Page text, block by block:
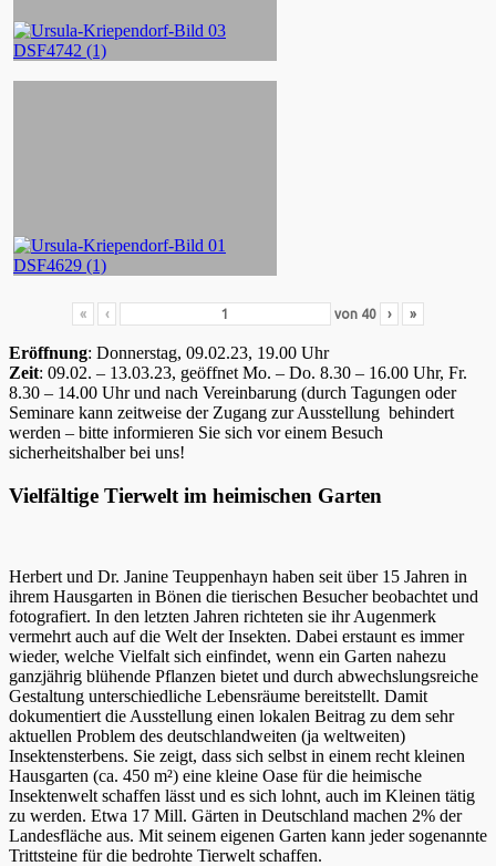
« ‹ von 40 › »
Eröffnung: Donnerstag, 09.02.23, 19.00 Uhr
Zeit: 09.02. – 13.03.23, geöffnet Mo. – Do. 8.30 – 16.00 Uhr, Fr.
8.30 – 14.00 Uhr und nach Vereinbarung (durch Tagungen oder
Seminare kann zeitweise der Zugang zur Ausstellung behindert
werden – bitte informieren Sie sich vor einem Besuch
sicherheitshalber bei uns!
Vielfältige Tierwelt im heimischen Garten
Herbert und Dr. Janine Teuppenhayn haben seit über 15 Jahren in
ihrem Hausgarten in Bönen die tierischen Besucher beobachtet und
fotografiert. In den letzten Jahren richteten sie ihr Augenmerk
vermehrt auch auf die Welt der Insekten. Dabei erstaunt es immer
wieder, welche Vielfalt sich einfindet, wenn ein Garten nahezu
ganzjährig blühende Pflanzen bietet und durch abwechslungsreiche
Gestaltung unterschiedliche Lebensräume bereitstellt. Damit
dokumentiert die Ausstellung einen lokalen Beitrag zu dem sehr
aktuellen Problem des deutschlandweiten (ja weltweiten)
Insektensterbens. Sie zeigt, dass sich selbst in einem recht kleinen
Hausgarten (ca. 450 m²) eine kleine Oase für die heimische
Insektenwelt schaffen lässt und es sich lohnt, auch im Kleinen tätig
zu werden. Etwa 17 Mill. Gärten in Deutschland machen 2% der
Landesfläche aus. Mit seinem eigenen Garten kann jeder sogenannte
Trittsteine für die bedrohte Tierwelt schaffen.